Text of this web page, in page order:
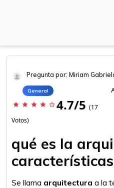
Pregunta por: Miriam
General
star star star star star_border 4.7/5 (17
Votos)
qué es la
características
Se llama arquitectura a la